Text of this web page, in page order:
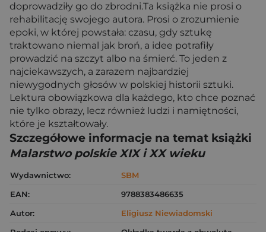
doprowadziły go do zbrodni.Ta książka nie prosi o
rehabilitację swojego autora. Prosi o zrozumienie
epoki, w której powstała: czasu, gdy sztukę
traktowano niemal jak broń, a idee potrafiły
prowadzić na szczyt albo na śmierć. To jeden z
najciekawszych, a zarazem najbardziej
niewygodnych głosów w polskiej historii sztuki.
Lektura obowiązkowa dla każdego, kto chce poznać
nie tylko obrazy, lecz również ludzi i namiętności,
które je kształtowały.
Szczegółowe informacje na temat książki
Malarstwo polskie XIX i XX wieku
Wydawnictwo:
SBM
EAN:
9788383486635
Autor:
Eligiusz Niewiadomski